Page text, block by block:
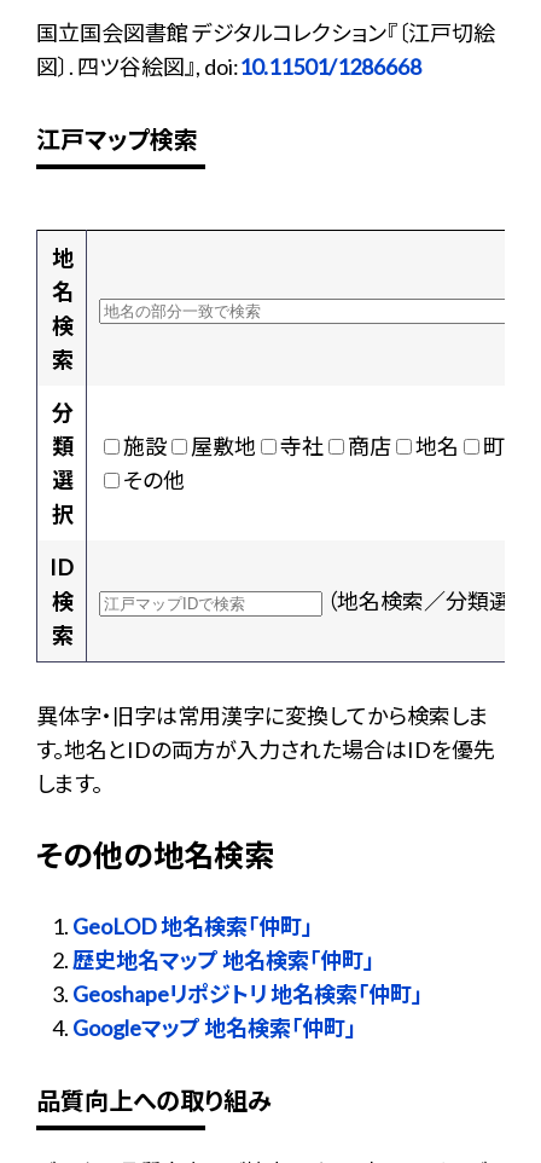
国立国会図書館 デジタルコレクション『〔江戸切絵
図〕. 四ツ谷絵図』, doi:10.11501/1286668
江戸マップ検索
地
名
検
索
分
類
選
択
施設 屋敷地 寺社 商店 地名
町村
その他
ID
検
索
（地名検索／分類選択
異体字・旧字は常用漢字に変換してから検索しま
す。地名とIDの両方が入力された場合はIDを優先
します。
その他の地名検索
GeoLOD 地名検索「仲町」
歴史地名マップ 地名検索「仲町」
Geoshapeリポジトリ 地名検索「仲町」
Googleマップ 地名検索「仲町」
品質向上への取り組み